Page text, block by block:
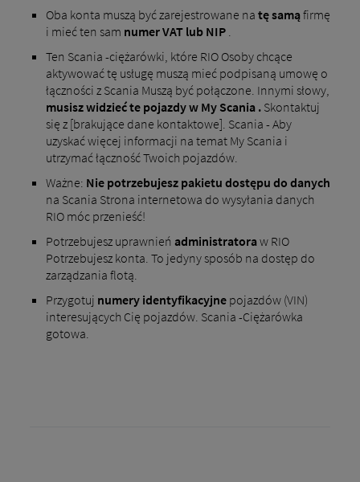
Oba konta muszą być zarejestrowane na tę samąfirmę
i mieć ten sam numer VAT lub NIP.
Ten Scania -ciężarówki, które RIO Osoby chcące
aktywować tę usługę muszą mieć podpisaną umowę o
łączności z Scania Muszą być połączone. Innymi słowy,
musisz widzieć te pojazdy w My Scania .Skontaktuj
się z [brakujące dane kontaktowe]. Scania - Aby
uzyskać więcej informacji na temat My Scania i
utrzymać łączność Twoich pojazdów.
Ważne: Nie potrzebujesz pakietu dostępu do danych
na Scania Strona internetowa do wysyłania danych
RIO móc przenieść!
Potrzebujesz uprawnień administratoraw RIO
Potrzebujesz konta. To jedyny sposób na dostęp do
zarządzania flotą.
Przygotuj numery identyfikacyjnepojazdów (VIN)
interesujących Cię pojazdów. Scania -Ciężarówka
gotowa.